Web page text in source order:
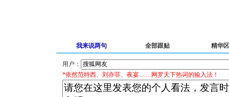
我来说两句 全部跟贴 精华区
用户：
*依然范特西、刘亦菲、夜宴……网罗天下热词的输入法！